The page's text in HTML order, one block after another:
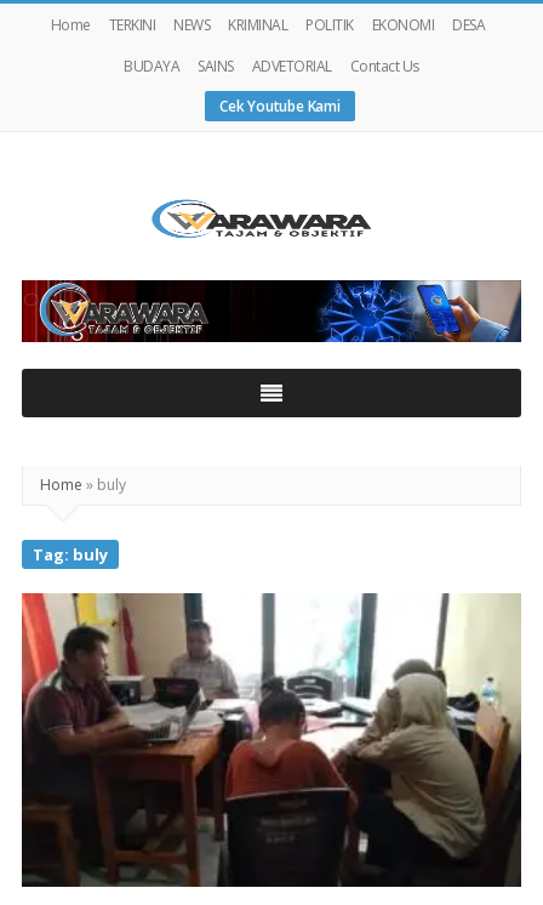
Home TERKINI NEWS KRIMINAL POLITIK EKONOMI
DESA
BUDAYA
SAINS ADVETORIAL
Contact Us
Cek Youtube Kami
Warawaranews
Home » buly
Tag: buly